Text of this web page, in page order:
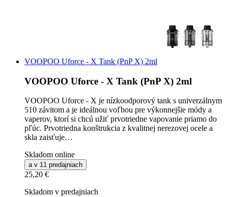
VOOPOO Uforce - X Tank (PnP X) 2ml
VOOPOO Uforce - X Tank (PnP X) 2ml
VOOPOO Uforce - X je nízkoodporový tank s univerzálnym
510 závitom a je ideálnou voľbou pre výkonnejšie módy a
vaperov, ktorí si chcú užiť prvotriedne vapovanie priamo do
pľúc. Prvotriedna konštrukcia z kvalitnej nerezovej ocele a
skla zaisťuje…
Skladom online
a v 11 predajniach
25,20 €
Skladom v predajniach